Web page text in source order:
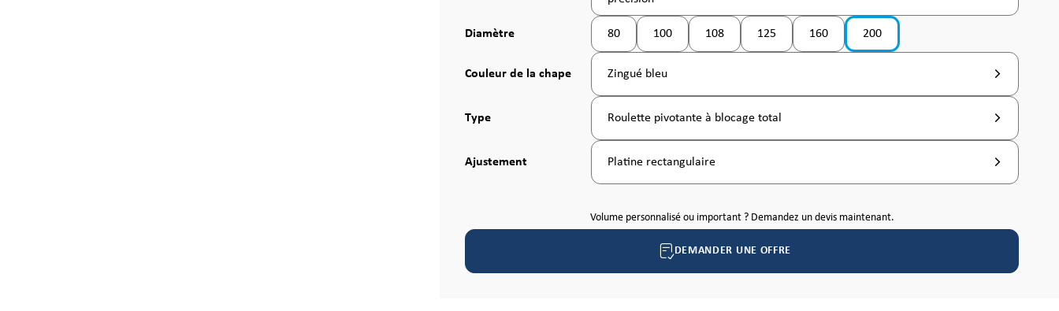
Sélectionnez
Diamètre 80
(Cette option n'est pas disponible pour le moment. )
100
(Cette option n'est pas disponible pour le moment. )
108
(Cette option n'est pas disponible pour le moment. )
125 160 200
Sélectionnez
Couleur de la chape Zingué bleu
Sélectionnez
Type Roulette pivotante à blocage total
Sélectionnez
Ajustement Platine rectangulaire
Volume personnalisé ou important ? Demandez un devis maintenant.
DEMANDER UNE OFFRE